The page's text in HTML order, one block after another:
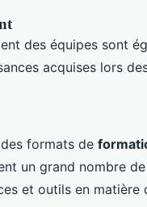
des équipes sont
acquises lors
formats de
un grand nombre
et outils en matière